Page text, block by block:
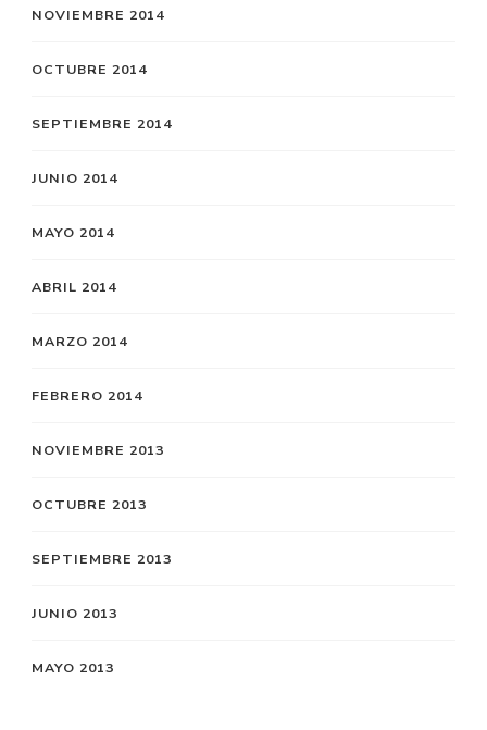
NOVIEMBRE 2014
OCTUBRE 2014
SEPTIEMBRE 2014
JUNIO 2014
MAYO 2014
ABRIL 2014
MARZO 2014
FEBRERO 2014
NOVIEMBRE 2013
OCTUBRE 2013
SEPTIEMBRE 2013
JUNIO 2013
MAYO 2013